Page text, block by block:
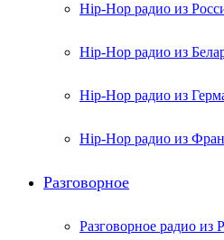
Hip-Hop радио из
Hip-Hop радио из
Hip-Hop радио из
Hip-Hop радио из
Разговорное
Разговорное радио из